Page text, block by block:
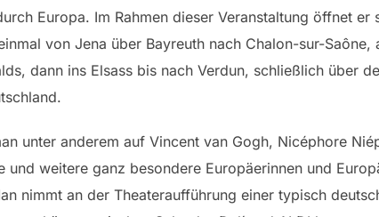
Europa. Im Rahmen dieser Veranstaltung öffnet er
von Jena über Bayreuth nach Chalon-sur-Saône,
dann ins Elsass bis nach Verdun, schließlich über
unter anderem auf Vincent van Gogh, Nicéphore
weitere ganz besondere Europäerinnen und
nimmt an der Theateraufführung einer typisch